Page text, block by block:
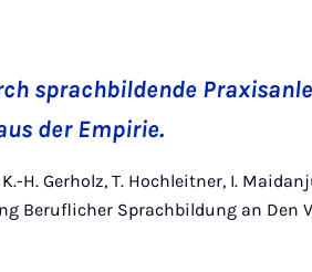
sprachbildende
der Empirie.
H. Gerholz, T. Hochleitner, I.
Beruflicher Sprachbildung an Den